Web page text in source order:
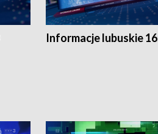
Informacje lubuskie